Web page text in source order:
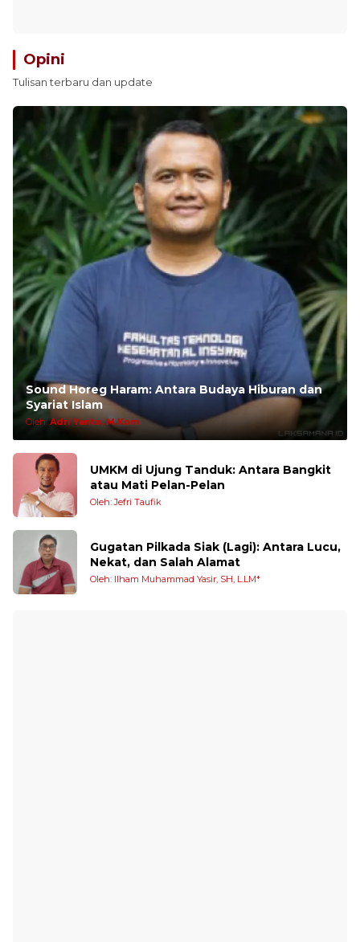
Opini
Tulisan terbaru dan update
Sound Horeg Haram: Antara Budaya Hiburan dan
Syariat Islam
Oleh:Adri Yanto, M.Kom
UMKM di Ujung Tanduk: Antara Bangkit
atau Mati Pelan-Pelan
Oleh: Jefri Taufik
Gugatan Pilkada Siak (Lagi): Antara Lucu,
Nekat, dan Salah Alamat
Oleh: Ilham Muhammad Yasir, SH, L.LM*